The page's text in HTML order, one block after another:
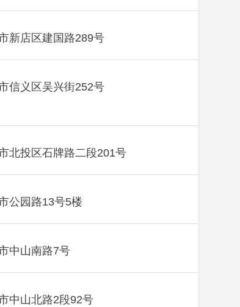
新店区建国路289号
信义区吴兴街252号
北投区石牌路二段201号
公园路13号5楼
中山南路7号
中山北路2段92号